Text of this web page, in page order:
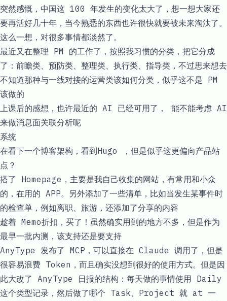
突然感慨，中国这 100 年发生的变化太大了，想一想大家还
要再活好几十年，当今熟悉的东西也许很快就要被未来淘汰了。
这么一想，对很多事情都淡然了。
最近又在整理 PM 的工作了，按照我习惯的分类，把它分成
了：前瞻类、预防类、整理类、执行类、指导类，不过思来想去
不知道那种与一线对接的运营类该如何分类，似乎这不是 PM
该做的
上课后的感想，也许最近的 AI 已经可用了， 能不能考虑 AI
来做消息面关联分析呢
系统
在看下一个博客架构，看到Hugo ，但是似乎这更偏向产品站
点？
搭了 Homepage ，主要是我自己收集的网站，有常用和小众
的，在用的 APP。另外添加了一些清单，比如当发生某事件时
的检查单，例如离职、旅游，还添加了分享的内容
趁着 Memo折扣，买了！虽然确实用到的地方不多，但是作为
最早一批内测，该支持还是要支持
AnyType 发布了 MCP，可以直接在 Claude 调用了，但是
很容易浪费 Token，而且确实没想到很好的使用方式。但是因
此大改了 AnyType 日报的结构：每天做的事情使用 Daily
这个类型记录，然后做了哪个 Task、Project 就 at 一